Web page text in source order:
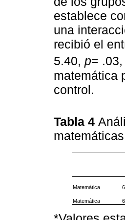
establece
una
recibió el
5.40, p= .03,
matemática
control.
Tabla 4
Matemática
Matemática